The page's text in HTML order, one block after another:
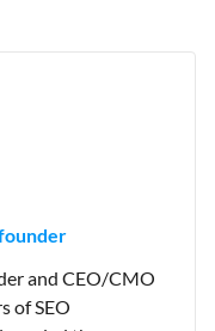
and CEO/CMO
of SEO